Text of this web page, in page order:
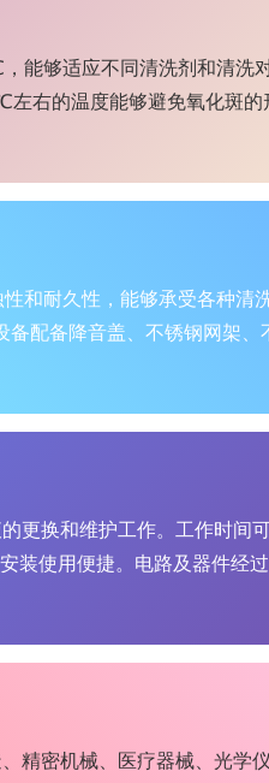
能够适应不同清洗剂和清洗
右的温度能够避免氧化斑的
和耐久性，能够承受各种清
配备降音盖、不锈钢网架、
更换和维护工作。工作时间
装使用便捷。电路及器件经
精密机械、医疗器械、光学